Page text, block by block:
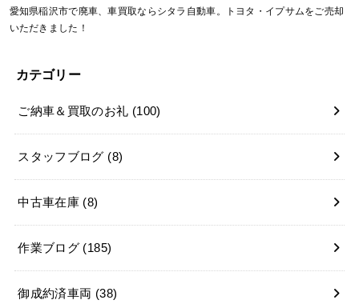
愛知県稲沢市で廃車、車買取ならシタラ自動車。トヨタ・イプサムをご売却
いただきました！
カテゴリー
ご納車＆買取のお礼 (100)
スタッフブログ (8)
中古車在庫 (8)
作業ブログ (185)
御成約済車両 (38)